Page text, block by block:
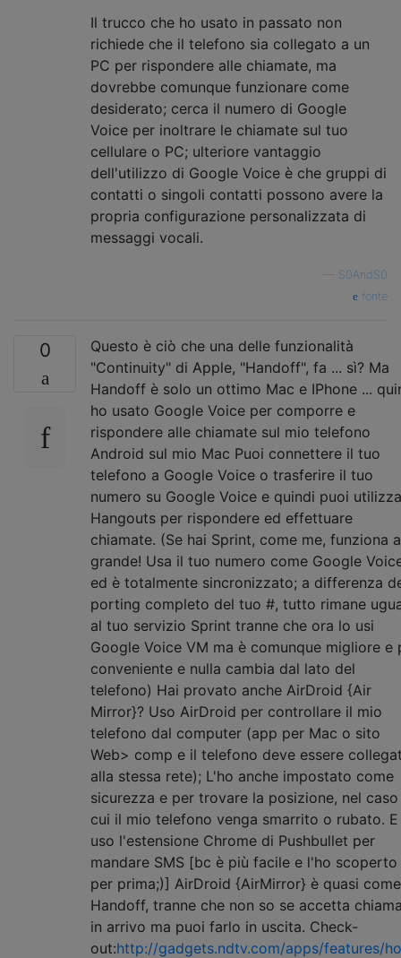
Il trucco che ho usato in passato non
richiede che il telefono sia collegato a un
PC per rispondere alle chiamate, ma
dovrebbe comunque funzionare come
desiderato; cerca il numero di Google
Voice per inoltrare le chiamate sul tuo
cellulare o PC; ulteriore vantaggio
dell'utilizzo di Google Voice è che gruppi di
contatti o singoli contatti possono avere la
propria configurazione personalizzata di
messaggi vocali.
S0AndS0
fonte
0
Questo è ciò che una delle funzionalità
"Continuity" di Apple, "Handoff", fa ... sì? Ma
Handoff è solo un ottimo Mac e IPhone ...
ho usato Google Voice per comporre e
rispondere alle chiamate sul mio telefono
Android sul mio Mac Puoi connettere il tuo
telefono a Google Voice o trasferire il tuo
numero su Google Voice e quindi puoi
Hangouts per rispondere ed effettuare
chiamate. (Se hai Sprint, come me, funziona
grande! Usa il tuo numero come Google
ed è totalmente sincronizzato; a differenza
porting completo del tuo #, tutto rimane
al tuo servizio Sprint tranne che ora lo usi
Google Voice VM ma è comunque migliore e
conveniente e nulla cambia dal lato del
telefono) Hai provato anche AirDroid {Air
Mirror}? Uso AirDroid per controllare il mio
telefono dal computer (app per Mac o sito
Web> comp e il telefono deve essere
alla stessa rete); L'ho anche impostato come
sicurezza e per trovare la posizione, nel
cui il mio telefono venga smarrito o rubato.
uso l'estensione Chrome di Pushbullet per
mandare SMS [bc è più facile e l'ho scoperto
per prima;)] AirDroid {AirMirror} è quasi come
Handoff, tranne che non so se accetta
in arrivo ma puoi farlo in uscita. Check-
out:http://gadgets.ndtv.com/apps/features/